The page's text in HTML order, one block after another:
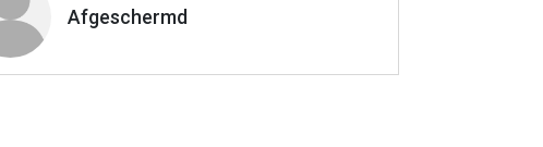
Afgeschermd